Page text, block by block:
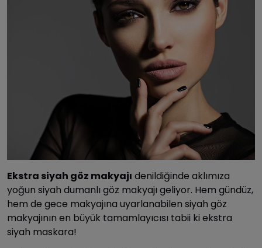
Ekstra siyah göz makyajı denildiğinde aklımıza
yoğun siyah dumanlı göz makyajı geliyor. Hem gündüz,
hem de gece makyajına uyarlanabilen siyah göz
makyajının en büyük tamamlayıcısı tabii ki ekstra
siyah maskara!